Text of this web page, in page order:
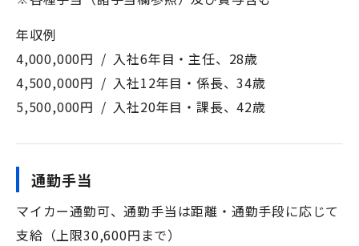
年収例
4,000,000円 / 入社6年目・主任、28歳
4,500,000円 / 入社12年目・係長、34歳
5,500,000円 / 入社20年目・課長、42歳
通勤手当
マイカー通勤可、通勤手当は距離・通勤手段に応じて
支給（上限30,600円まで）